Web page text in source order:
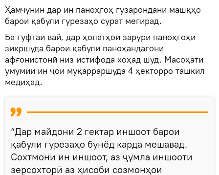
Ҳамчунин дар ин паноҳгоҳ гузарондани машқҳо
барои қабули гурезаҳо сурат мегирад.
Ба гуфтаи вай, дар ҳолатҳои зарурӣ паноҳгоҳи
зикршуда барои қабули паноҳандагони
афғонистонӣ низ истифода хоҳад шуд. Масоҳати
умумии ин ҷои муқарраршуда 4 ҳекторро ташкил
медиҳад.
“Дар майдони 2 гектар иншоот барои
қабули гурезаҳо бунёд карда мешавад.
Сохтмони ин иншоот, аз ҷумла иншооти
зерсохторӣ аз ҳисоби созмонҳои